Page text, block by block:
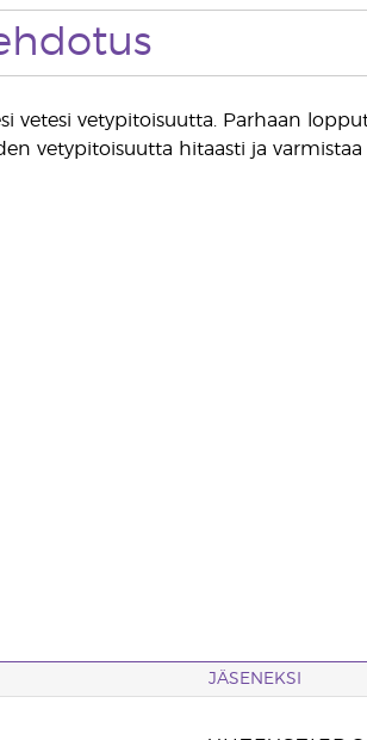
vetesi vetypitoisuutta. Parhaan
vetypitoisuutta hitaasti ja
JÄSENEKSI